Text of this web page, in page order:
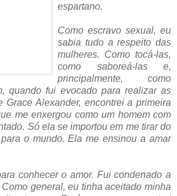
espartano.
Como escravo sexual, eu
sabia tudo a respeito das
mulheres. Como tocá-las,
como saboreá-las e,
principalmente, como
quando fui evocado para realizar as
Grace Alexander, encontrei a primeira
me enxergou como um homem com
Só ela se importou em me tirar do
o mundo. Ela me ensinou a amar
conhecer o amor. Fui condenado a
general, eu tinha aceitado minha